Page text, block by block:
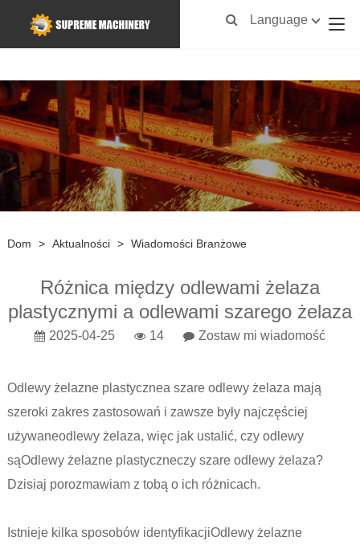
Language
Dom > Aktualności > Wiadomości Branżowe
Różnica między odlewami żelaza
plastycznymi a odlewami szarego żelaza
2025-04-25 14 Zostaw mi wiadomość
Odlewy żelazne plastycznea szare odlewy żelaza mają
szeroki zakres zastosowań i zawsze były najczęściej
używaneodlewy żelaza, więc jak ustalić, czy odlewy
sąOdlewy żelazne plastyczneczy szare odlewy żelaza?
Dzisiaj porozmawiam z tobą o ich różnicach.
Istnieje kilka sposobów identyfikacjiOdlewy żelazne